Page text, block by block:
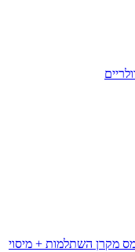
חייבים במס מקרן השתלמות + מיסוי